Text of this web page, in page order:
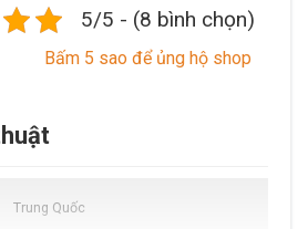
5/5 - (8 bình chọn)
Bấm 5 sao để ủng hộ shop
Trung Quốc